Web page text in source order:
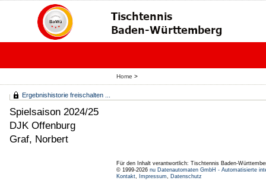
Home >
Ergebnishistorie freischalten ...
Spielsaison 2024/25
DJK Offenburg
Graf, Norbert
Für den Inhalt verantwortlich: Tischtennis Baden-
© 1999-2026 nu Datenautomaten GmbH - Automatisierte
Kontakt, Impressum, Datenschutz